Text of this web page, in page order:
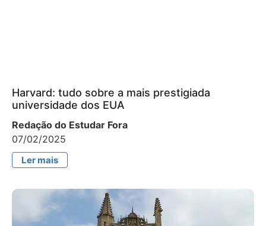
Harvard: tudo sobre a mais prestigiada
universidade dos EUA
Redação do Estudar Fora
07/02/2025
Ler mais